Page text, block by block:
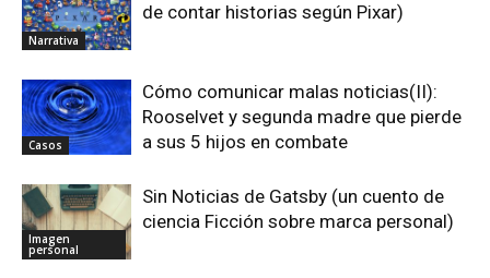
Narrativa
de contar historias según Pixar)
Casos
Cómo comunicar malas noticias(II):
Rooselvet y segunda madre que pierde
a sus 5 hijos en combate
Imagen
personal
Sin Noticias de Gatsby (un cuento de
ciencia Ficción sobre marca personal)